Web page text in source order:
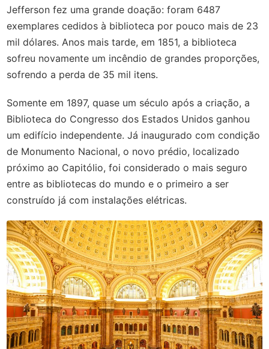
Jefferson fez uma grande doação: foram 6487
exemplares cedidos à biblioteca por pouco mais de 23
mil dólares. Anos mais tarde, em 1851, a biblioteca
sofreu novamente um incêndio de grandes proporções,
sofrendo a perda de 35 mil itens.
Somente em 1897, quase um século após a criação, a
Biblioteca do Congresso dos Estados Unidos ganhou
um edifício independente. Já inaugurado com condição
de Monumento Nacional, o novo prédio, localizado
próximo ao Capitólio, foi considerado o mais seguro
entre as bibliotecas do mundo e o primeiro a ser
construído já com instalações elétricas.